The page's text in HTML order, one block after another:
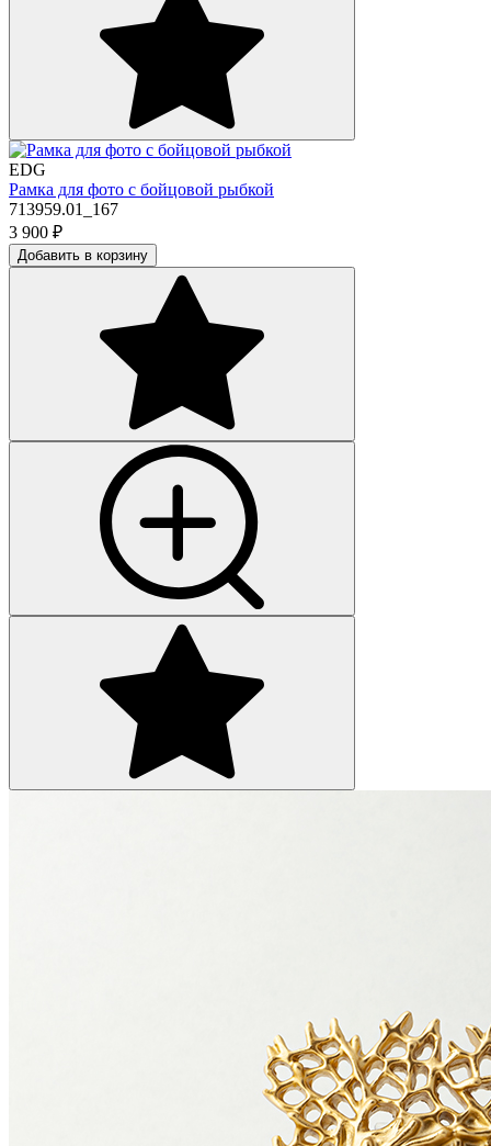
EDG
Рамка для фото с бойцовой рыбкой
713959.01_167
3 900 ₽
Добавить в корзину